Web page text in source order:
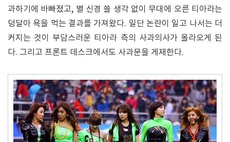
과하기에 바빠졌고, 별 신경 쓸 생각 없이 무대에 오른 티아라는
덩달아 욕을 먹는 결과를 가져왔다. 일단 논란이 일고 나서는 더
커지는 것이 부담스러운 티아라 측의 사과의사가 올라오게 된
다. 그리고 프론트 데스크에서도 사과문을 게재한다.